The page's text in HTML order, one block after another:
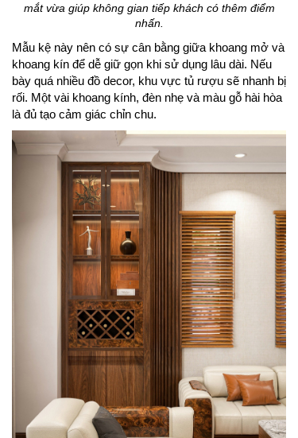
mắt vừa giúp không gian tiếp khách có thêm điểm
nhấn.
Mẫu kệ này nên có sự cân bằng giữa khoang mở và
khoang kín để dễ giữ gọn khi sử dụng lâu dài. Nếu
bày quá nhiều đồ decor, khu vực tủ rượu sẽ nhanh bị
rối. Một vài khoang kính, đèn nhẹ và màu gỗ hài hòa
là đủ tạo cảm giác chỉn chu.